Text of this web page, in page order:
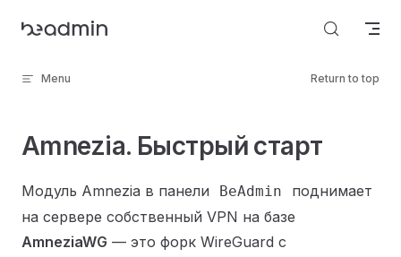
Skip to content
Menu Return to top
Amnezia. Быстрый старт
Модуль Amnezia в панели BeAdmin
поднимает
на сервере собственный VPN на базе
AmneziaWG — это форк WireGuard с